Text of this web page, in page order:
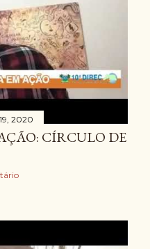
2020
CÍRCULO DE